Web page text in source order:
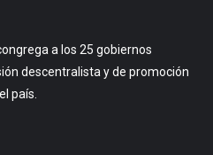
a los 25 gobiernos
descentralista y de promoción
país.